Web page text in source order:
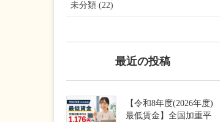
未分類 (22)
最近の投稿
【令和8年度(2026年度)
最低賃金】全国加重平